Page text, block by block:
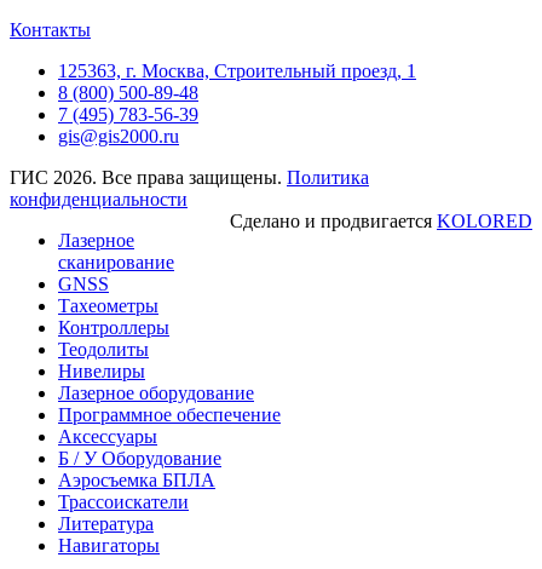
Контакты
125363, г. Москва, Строительный проезд, 1
8 (800) 500-89-48
7 (495) 783-56-39
gis@gis2000.ru
ГИС 2026. Все права защищены. Политика
конфиденциальности
Сделано и продвигается KOLORED
Лазерное
сканирование
GNSS
Тахеометры
Контроллеры
Теодолиты
Нивелиры
Лазерное оборудование
Программное обеспечение
Аксессуары
Б / У Оборудование
Аэросъемка БПЛА
Трассоискатели
Литература
Навигаторы